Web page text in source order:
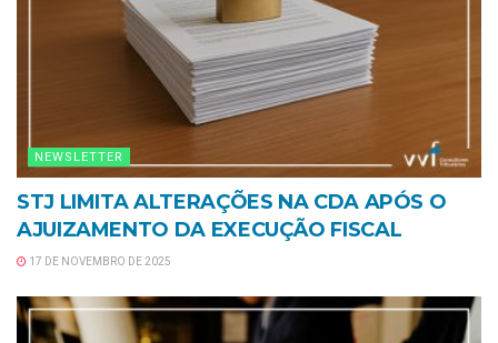
NEWSLETTER
STJ LIMITA ALTERAÇÕES NA CDA APÓS O
AJUIZAMENTO DA EXECUÇÃO FISCAL
17 DE NOVEMBRO DE 2025